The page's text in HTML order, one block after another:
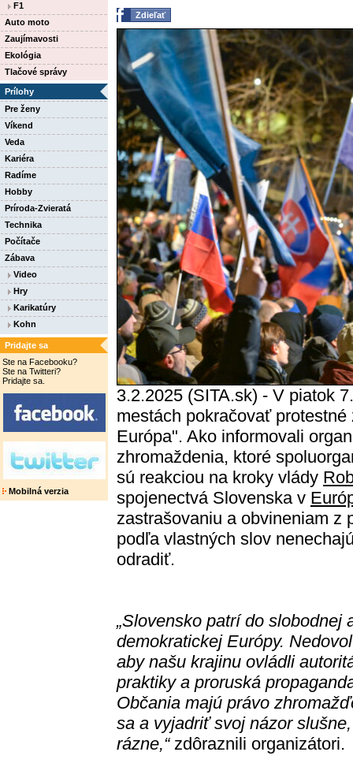
F1
Auto moto
Zaujímavosti
Ekológia
Tlačové správy
Prílohy
Pre ženy
Víkend
Veda
Kariéra
Radíme
Hobby
Príroda-Zvieratá
Technika
Počítače
Zábava
Video
Hry
Karikatúry
Kohn
Pridajte sa
Ste na Facebooku?
Ste na Twitteri?
Pridajte sa.
Mobilná verzia
Zdieľať
3.2.2025 (SITA.sk) - V piatok
mestách pokračovať
Európa". Ako informovali
zhromaždenia, ktoré
sú reakciou na kroky vlády
spojenectvá Slovenska v
zastrašovaniu a obvineniam z
podľa vlastných slov
odradiť.
„Slovensko patrí do slobodnej
demokratickej Európy.
aby našu krajinu ovládli
praktiky a proruská
Občania majú právo
sa a vyjadriť svoj názor
rázne,“zdôraznili organizátori.